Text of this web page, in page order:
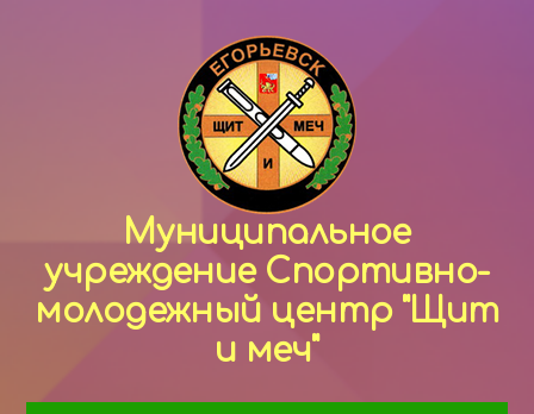
Муниципальное
учреждение Спортивно-
молодежный центр "Щит
и меч"